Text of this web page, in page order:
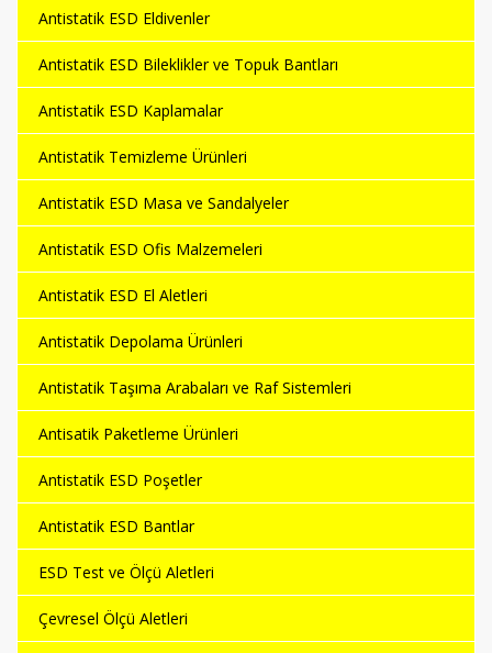
Antistatik ESD Eldivenler
Antistatik ESD Bileklikler ve Topuk Bantları
Antistatik ESD Kaplamalar
Antistatik Temizleme Ürünleri
Antistatik ESD Masa ve Sandalyeler
Antistatik ESD Ofis Malzemeleri
Antistatik ESD El Aletleri
Antistatik Depolama Ürünleri
Antistatik Taşıma Arabaları ve Raf Sistemleri
Antisatik Paketleme Ürünleri
Antistatik ESD Poşetler
Antistatik ESD Bantlar
ESD Test ve Ölçü Aletleri
Çevresel Ölçü Aletleri